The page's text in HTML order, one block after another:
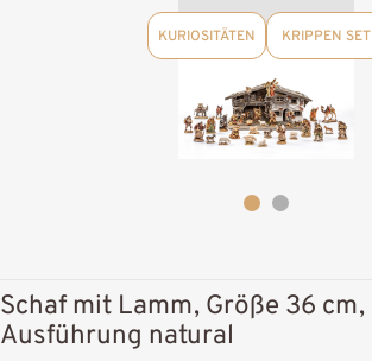
KURIOSITÄTEN KRIPPEN SET
Schaf mit Lamm, Größe 36 cm,
Ausführung natural